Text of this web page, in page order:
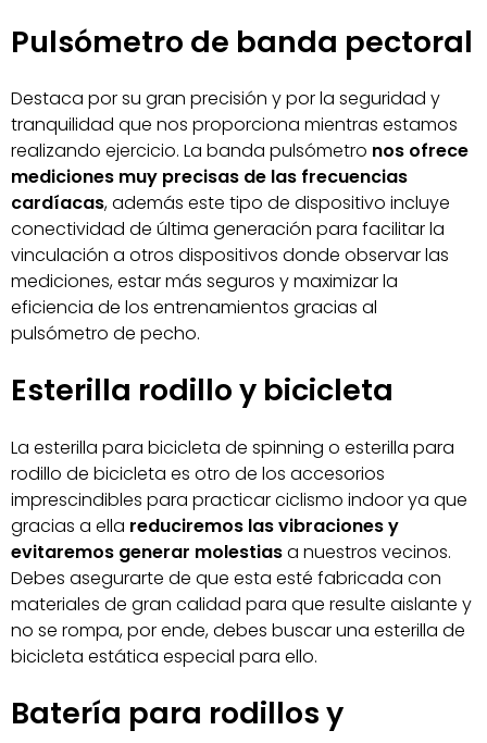
Pulsómetro de banda pectoral
Destaca por su gran precisión y por la seguridad y
tranquilidad que nos proporciona mientras estamos
realizando ejercicio. La banda pulsómetro nos ofrece
mediciones muy precisas de las frecuencias
cardíacas, además este tipo de dispositivo incluye
conectividad de última generación para facilitar la
vinculación a otros dispositivos donde observar las
mediciones, estar más seguros y maximizar la
eficiencia de los entrenamientos gracias al
pulsómetro de pecho.
Esterilla rodillo y bicicleta
La esterilla para bicicleta de spinning o esterilla para
rodillo de bicicleta es otro de los accesorios
imprescindibles para practicar ciclismo indoor ya que
gracias a ella reduciremos las vibraciones y
evitaremos generar molestiasa nuestros vecinos.
Debes asegurarte de que esta esté fabricada con
materiales de gran calidad para que resulte aislante y
no se rompa, por ende, debes buscar una esterilla de
bicicleta estática especial para ello.
Batería para rodillos y